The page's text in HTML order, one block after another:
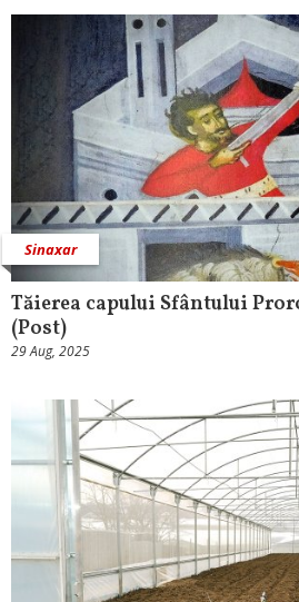
Sinaxar
Tăierea capului Sfântului
(Post)
29 Aug, 2025